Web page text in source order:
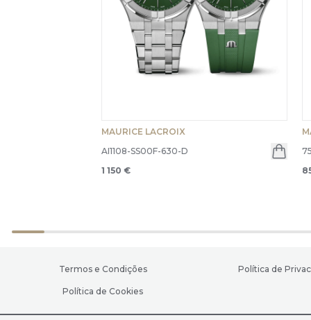
MAURICE LACROIX
AI1108-SS00F-630-D
1 150 €
Termos e Condições Política de
Política de Cookies